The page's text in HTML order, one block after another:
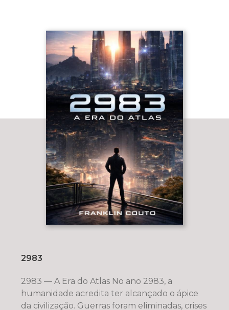
2983
2983 — A Era do Atlas No ano 2983, a
humanidade acredita ter alcançado o ápice
da civilização. Guerras foram eliminadas, crises